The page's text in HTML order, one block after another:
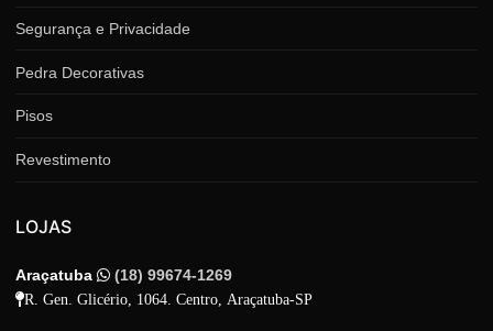
Segurança e Privacidade
Pedra Decorativas
Pisos
Revestimento
LOJAS
Araçatuba (18) 99674-1269
R. Gen. Glicério, 1064. Centro, Araçatuba-SP